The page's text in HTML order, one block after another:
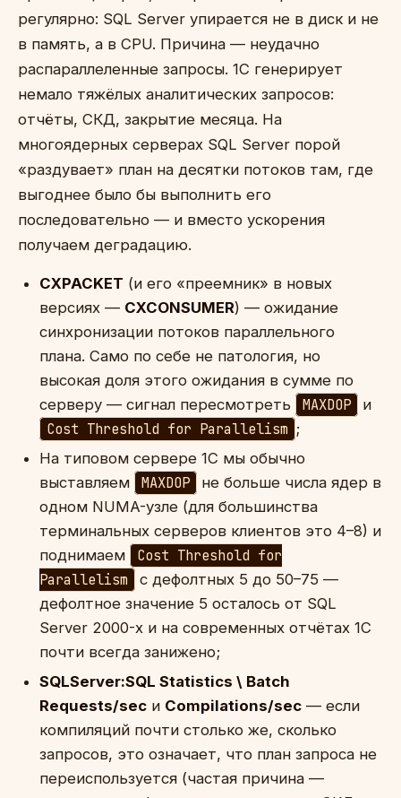
регулярно: SQL Server упирается не в диск и не
в память, а в CPU. Причина — неудачно
распараллеленные запросы. 1С генерирует
немало тяжёлых аналитических запросов:
отчёты, СКД, закрытие месяца. На
многоядерных серверах SQL Server порой
«раздувает» план на десятки потоков там, где
выгоднее было бы выполнить его
последовательно — и вместо ускорения
получаем деградацию.
CXPACKET (и его «преемник» в новых
версиях — CXCONSUMER) — ожидание
синхронизации потоков параллельного
плана. Само по себе не патология, но
высокая доля этого ожидания в сумме по
серверу — сигнал пересмотреть
MAXDOP и
Cost Threshold for Parallelism ;
На типовом сервере 1С мы обычно
выставляем
MAXDOP
не больше числа ядер в
одном NUMA-узле (для большинства
терминальных серверов клиентов это 4–8) и
поднимаем
Cost Threshold for
Parallelism
с дефолтных 5 до 50–75 —
дефолтное значение 5 осталось от SQL
Server 2000-х и на современных отчётах 1С
почти всегда занижено;
SQLServer:SQL Statistics \ Batch
Requests/sec и Compilations/sec — если
компиляций почти столько же, сколько
запросов, это означает, что план запроса не
переиспользуется (частая причина —